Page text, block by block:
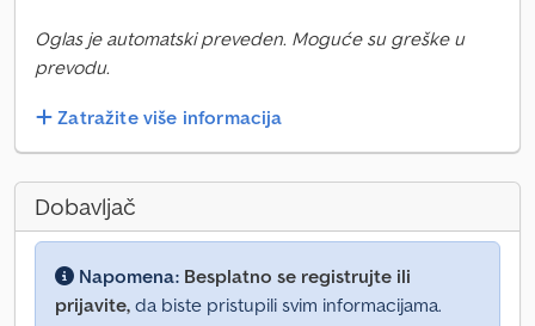
Oglas je automatski preveden. Moguće su greške u
prevodu.
Zatražite više informacija
Dobavljač
Napomena: Besplatno se registrujte ili
prijavite, da biste pristupili svim informacijama.